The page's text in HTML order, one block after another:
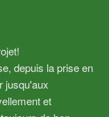
depuis la prise en
jusqu'aux
et